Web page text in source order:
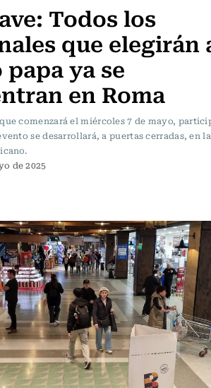
Todos los
que elegirán
ya se
en Roma
comenzará el miércoles 7 de mayo,
se desarrollará, a puertas cerradas, en
de 2025